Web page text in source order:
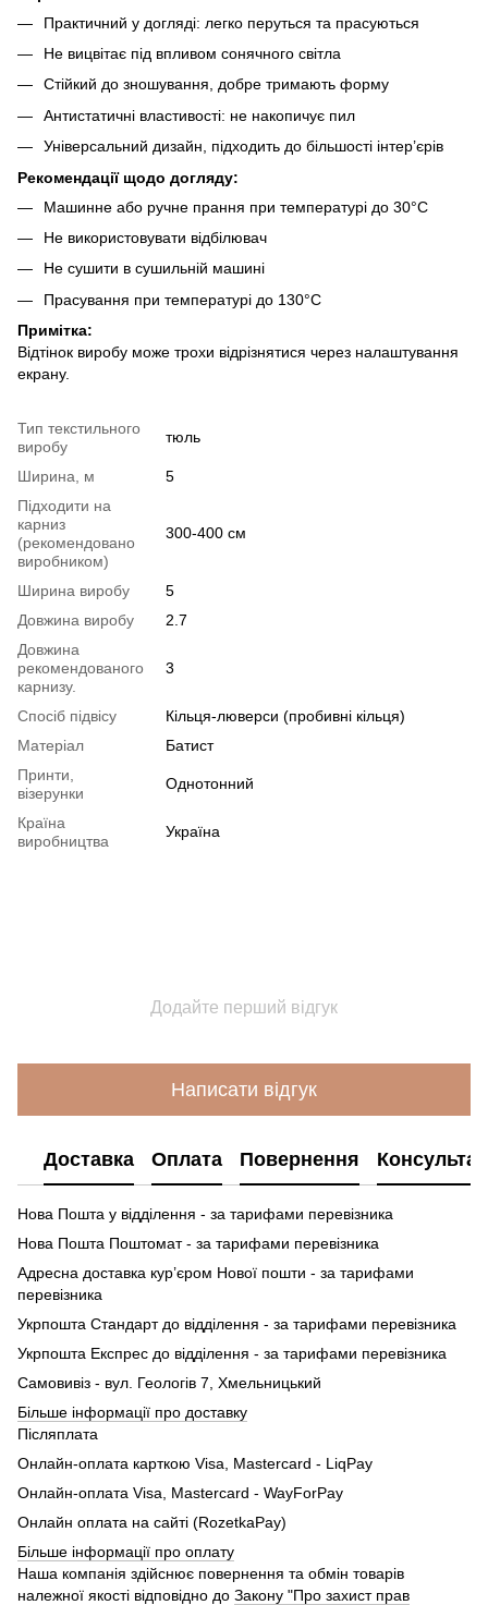
Практичний у догляді: легко перуться та прасуються
Не вицвітає під впливом сонячного світла
Стійкий до зношування, добре тримають форму
Антистатичні властивості: не накопичує пил
Універсальний дизайн, підходить до більшості інтер’єрів
Рекомендації щодо догляду:
Машинне або ручне прання при температурі до 30°C
Не використовувати відбілювач
Не сушити в сушильній машині
Прасування при температурі до 130°C
Примітка:
Відтінок виробу може трохи відрізнятися через налаштування
екрану.
Тип текстильного
виробу
тюль
Ширина, м
5
Підходити на
карниз
(рекомендовано
виробником)
300-400 см
Ширина виробу
5
Довжина виробу
2.7
Довжина
рекомендованого
карнизу.
3
Спосіб підвісу
Кільця-люверси (пробивні кільця)
Матеріал
Батист
Принти,
візерунки
Однотонний
Країна
виробництва
Україна
Додайте перший відгук
Написати відгук
Доставка Оплата Повернення
Нова Пошта у відділення - за тарифами перевізника
Нова Пошта Поштомат - за тарифами перевізника
Адресна доставка кур’єром Нової пошти - за тарифами
перевізника
Укрпошта Стандарт до відділення - за тарифами перевізника
Укрпошта Експрес до відділення - за тарифами перевізника
Самовивіз - вул. Геологів 7, Хмельницький
Більше інформації про доставку
Післяплата
Онлайн-оплата карткою Visa, Mastercard - LiqPay
Онлайн-оплата Visa, Mastercard - WayForPay
Онлайн оплата на сайті (RozetkaPay)
Більше інформації про оплату
Наша компанія здійснює повернення та обмін товарів
належної якості відповідно до Закону "Про захист прав